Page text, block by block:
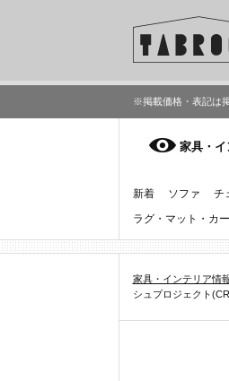
※掲載価格・表記は
家具・
新着 ソファ チ
ラグ・マット・カ
家具・インテリア情
シュプロジェクト